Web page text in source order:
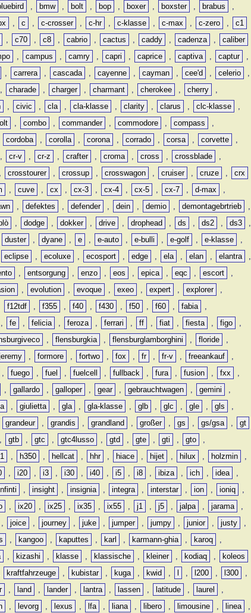
, bmw , bolt , bop , boxer , boxster , brabus
,
, c , c-crosser , c-hr , c-klasse , c-max , c-zero ,
c1
, c70 , c8 , cabrio , cactus , caddy , cadenza ,
caliber
, campus , camry , capri , caprice , captiva , captur
,
, carrera , cascada , cayenne , cayman , cee'd , celerio
,
, charade , charger , charmant , cherokee , cherry
,
, civic , cla , cla-klasse , clarity , clarus , clc-klasse
,
, combo , commander , commodore , compass
,
cordoba , corolla , corona , corrado , corsa , corvette
,
, cr-v , cr-z , crafter , croma , cross , crossblade
,
, crosstourer , crossup , crosswagon , cruiser , cruze ,
crx
, cuve , cx , cx-3 , cx-4 , cx-5 , cx-7 , d-max
,
, defektes , defender , dein , demio , demontagebrtrieb
,
, dodge , dokker , drive , drophead , ds , ds2 , ds3
,
duster , dyane , e , e-auto , e-bulli , e-golf , e-klasse
,
eclipse , ecoluxe , ecosport , edge , ela , elan , elantra
,
, entsorgung , enzo , eos , epica , eqc , escort
,
, evolution , evoque , exeo , expert , explorer
,
f12tdf , f355 , f40 , f430 , f50 , f60 , fabia
,
, fe , felicia , feroza , ferrari , ff , fiat , fiesta , figo
,
, flensburgkia , flensburglamborghini , floride
,
, formore , fortwo , fox , fr , fr-v , freeankauf
,
, fuego , fuel , fuelcell , fullback , fura , fusion , fxx
,
, gallardo , galloper , gear , gebrauchtwagen , gemini
,
, giulietta , gla , gla-klasse , glb , glc , gle , gls
,
grandeur , grandis , grandland , großer , gs , gs/gsa ,
gt
, gtb , gtc , gtc4lusso , gtd , gte , gti , gto
,
, h350 , hellcat , hhr , hiace , hijet , hilux , holzmin
,
, i20 , i3 , i30 , i40 , i5 , i8 , ibiza , ich , idea
,
, insight , insignia , integra , interstar , ion , ioniq
,
, ix20 , ix25 , ix35 , ix55 , j1 , j5 , jalpa , jarama
,
, joice , journey , juke , jumper , jumpy , junior , justy
,
, kangoo , kaputtes , karl , karmann-ghia , karoq
,
, kizashi , klasse , klassische , kleiner , kodiaq ,
koleos
kraftfahrzeuge , kubistar , kuga , kwid , , l200 , l300
,
, land , lander , lantra , lassen , latitude , laurel
,
, levorg , lexus , lfa , liana , libero , limousine , linea
,